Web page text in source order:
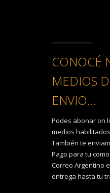
CONOCÉ
MEDIOS
ENVIO...
Podes abonar on
medios
También te
Pago para tu
Correo Argentino
entrega hasta tu